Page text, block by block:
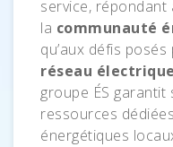
service, répondant
la communauté
qu’aux défis
réseau électrique
groupe ÉS
ressources
énergétiques